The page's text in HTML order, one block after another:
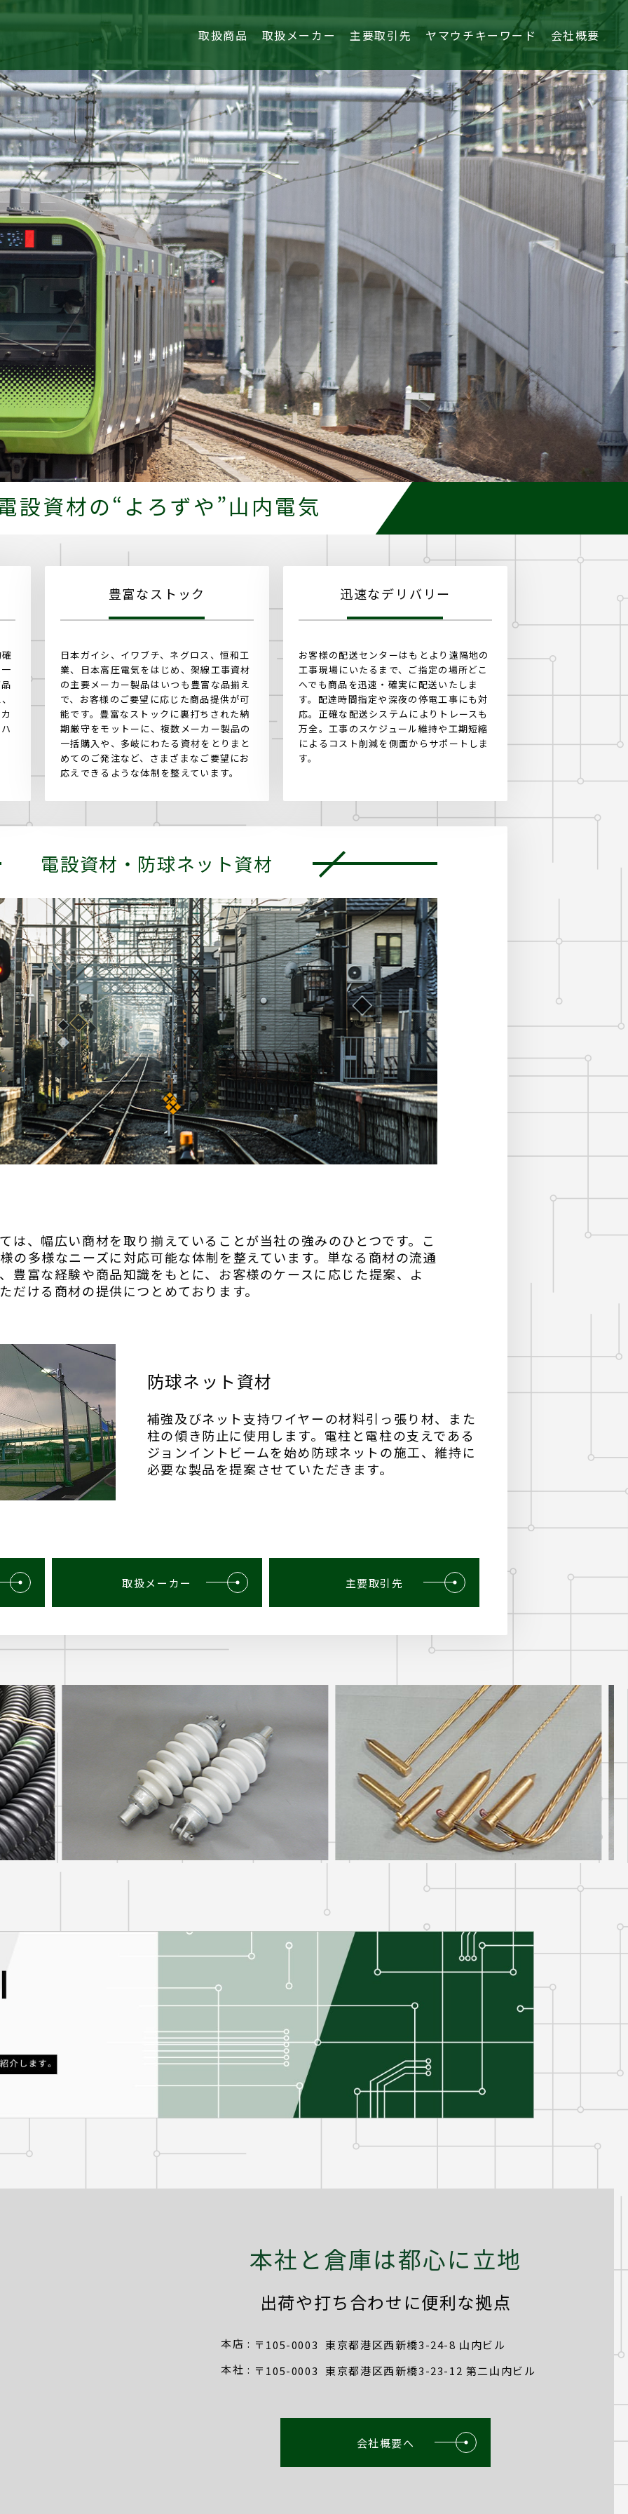
取扱商品 取扱メーカー 主要取引先 ヤマウチキーワード 会社概要
設資材の“よろずや”山内電気
豊富なストック
日本ガイシ、イワブチ、ネグロス、恒和工
業、日本高圧電気をはじめ、架線工事資材
の主要メーカー製品はいつも豊富な品揃え
で、お客様のご要望に応じた商品提供が可
能です。豊富なストックに裏打ちされた納
期厳守をモットーに、複数メーカー製品の
一括購入や、多岐にわたる資材をとりまと
めてのご発注など、さまざまなご要望にお
応えできるような体制を整えています。
迅速なデリバリー
お客様の配送センターはもとより遠隔地の
工事現場にいたるまで、ご指定の場所どこ
へでも商品を迅速・確実に配送いたしま
す。配達時間指定や深夜の停電工事にも対
応。正確な配送システムによりトレースも
万全。工事のスケジュール維持や工期短縮
によるコスト削減を側面からサポートしま
す。
電設資材・ 防球ネット資材
は、幅広い商材を取り揃えていることが当社の強みのひとつです。こ
の多様なニーズに対応可能な体制を整えています。単なる商材の流通
豊富な経験や商品知識をもとに、お客様のケースに応じた提案、よ
だける商材の提供につとめております。
防球ネット資材
補強及びネット支持ワイヤーの材料引っ張り材、また
柱の傾き防止に使用します。電柱と電柱の支えである
ジョンイントビームを始め防球ネットの施工、維持に
必要な製品を提案させていただきます。
取扱メーカー 主要取引先
本社と倉庫は都心に立地
出荷や打ち合わせに便利な拠点
本店 〒105-0003
東京都港区西新橋3-24-8 山内ビル
本社
〒105-0003 東京都港区西新橋3-23-12 第二山内ビル
会社概要へ